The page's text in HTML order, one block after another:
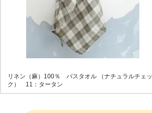
リネン（麻）100％ バスタオル （ナチュラルチェッ
ク） 11：タータン